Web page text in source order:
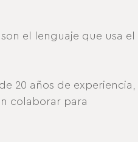
el lenguaje que usa el
20 años de experiencia,
colaborar para